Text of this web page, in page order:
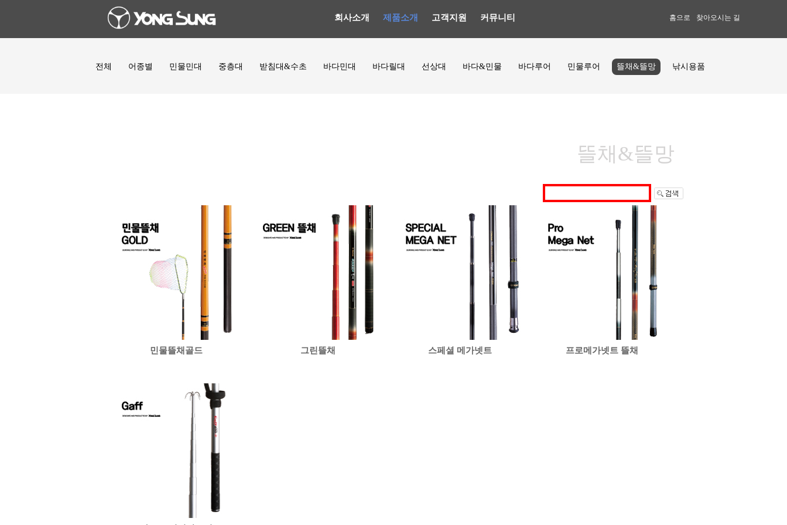
회사소개 제품소개 고객지원 커뮤니티 홈으로 찾아오시는 길
전체 어종별 민물민대 중층대 받침대&수초 바다민대 바다릴대 선상대 바다&민물 바다루어 민물루어 뜰채&뜰망 낚시용품
뜰채&뜰망
민물뜰채골드 그린뜰채 스페셜 메가넷트 프로메가넷트 뜰채